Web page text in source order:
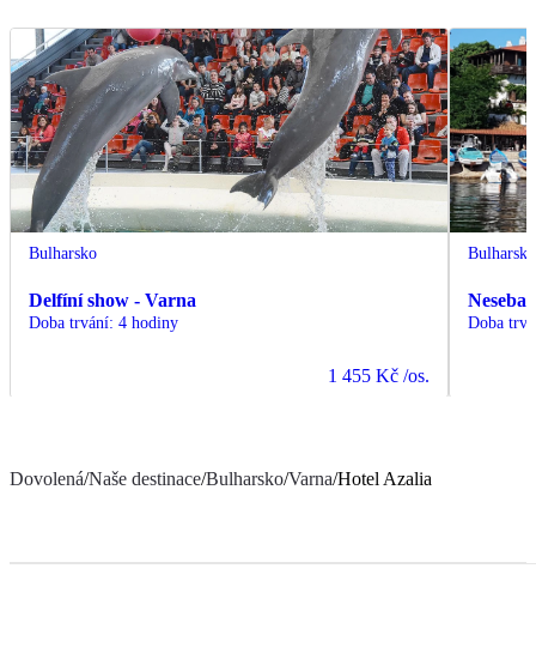
Bulharsko
Delfíní show - Varna
Doba trvání: 4 hodiny
1 455 Kč /os.
Bulharsko
Doba
Dovolená/Naše destinace/Bulharsko/Varna/Hotel Azalia